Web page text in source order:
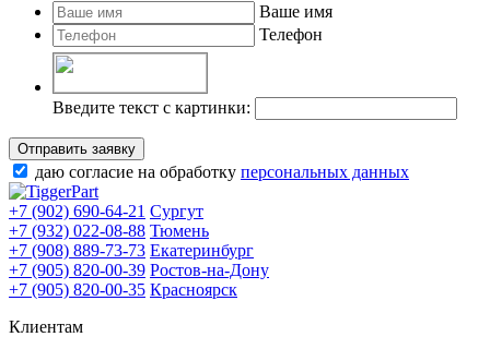
Ваше имя
Телефон
Введите текст с картинки:
Отправить заявку
даю согласие на обработку персональных данных
+7 (902) 690-64-21 Сургут
+7 (932) 022-08-88 Тюмень
+7 (908) 889-73-73 Екатеринбург
+7 (905) 820-00-39 Ростов-на-Дону
+7 (905) 820-00-35 Красноярск
Клиентам